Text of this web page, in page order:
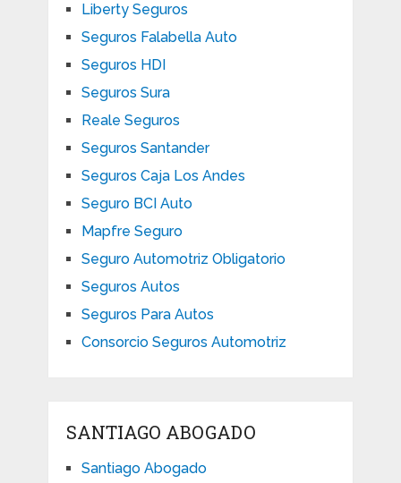
Liberty Seguros
Seguros Falabella Auto
Seguros HDI
Seguros Sura
Reale Seguros
Seguros Santander
Seguros Caja Los Andes
Seguro BCI Auto
Mapfre Seguro
Seguro Automotriz Obligatorio
Seguros Autos
Seguros Para Autos
Consorcio Seguros Automotriz
SANTIAGO ABOGADO
Santiago Abogado